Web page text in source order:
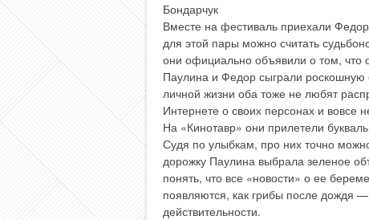
Бондарчук
Вместе на фестиваль приехали
для этой пары можно считать
они официально объявили о том, что
Паулина и Федор сыграли роскошную
личной жизни оба тоже не любят
Интернете о своих персонах и вовсе
На «Кинотавр» они прилетели
Судя по улыбкам, про них точно
дорожку Паулина выбрала зеленое
понять, что все «новости» о ее
появляются, как грибы после дождя
действительности.